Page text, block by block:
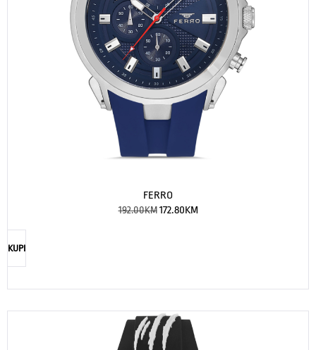
FERRO
192.00KM 172.80KM
KUPI